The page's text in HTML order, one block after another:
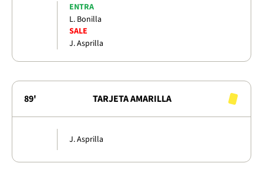
ENTRA
L. Bonilla
SALE
J. Asprilla
89' TARJETA AMARILLA
J. Asprilla